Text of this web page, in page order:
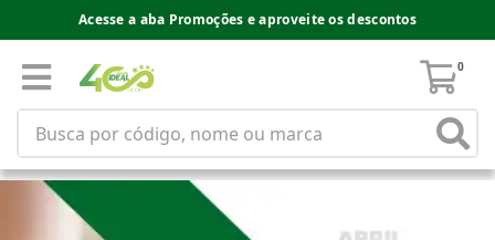
Acesse a aba Promoções e aproveite os descontos
0